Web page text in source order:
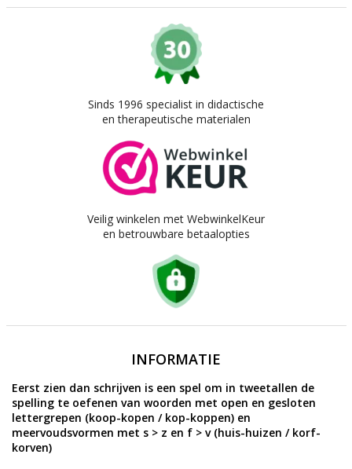
Sinds 1996 specialist in didactische
en therapeutische materialen
Veilig winkelen met WebwinkelKeur
en betrouwbare betaalopties
INFORMATIE
Eerst zien dan schrijven is een spel om in tweetallen de
spelling te oefenen van woorden met open en gesloten
lettergrepen (koop-kopen / kop-koppen) en
meervoudsvormen met s > z en f > v (huis-huizen / korf-
korven)